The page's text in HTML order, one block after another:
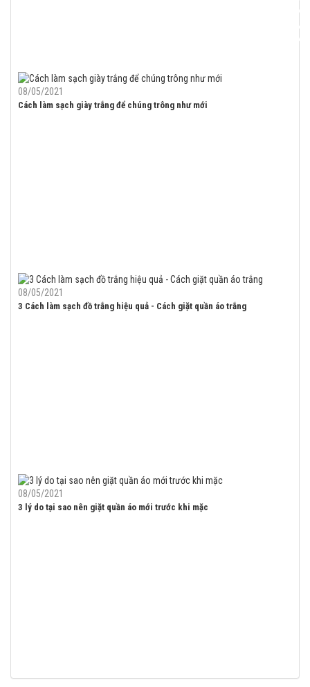
08/05/2021
Cách làm sạch giày trắng để chúng trông như mới
08/05/2021
3 Cách làm sạch đồ trắng hiệu quả - Cách giặt quần áo trắng
08/05/2021
3 lý do tại sao nên giặt quần áo mới trước khi mặc